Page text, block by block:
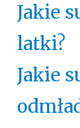
Jakie
latki?
Jakie